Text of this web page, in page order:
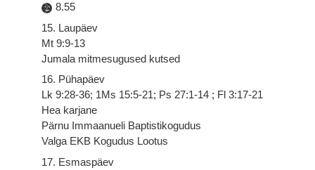
8.55
15. Laupäev
Mt 9:9-13
Jumala mitmesugused kutsed
16. Pühapäev
Lk 9:28-36; 1Ms 15:5-21; Ps 27:1-14 ; Fl 3:17-21
Hea karjane
Pärnu Immaanueli Baptistikogudus
Valga EKB Kogudus Lootus
17. Esmaspäev